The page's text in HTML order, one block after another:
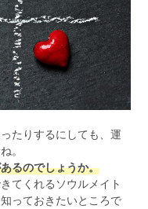
たりするにしても、運
。
るのでしょうか。
てくれるソウルメイト
っておきたいところで